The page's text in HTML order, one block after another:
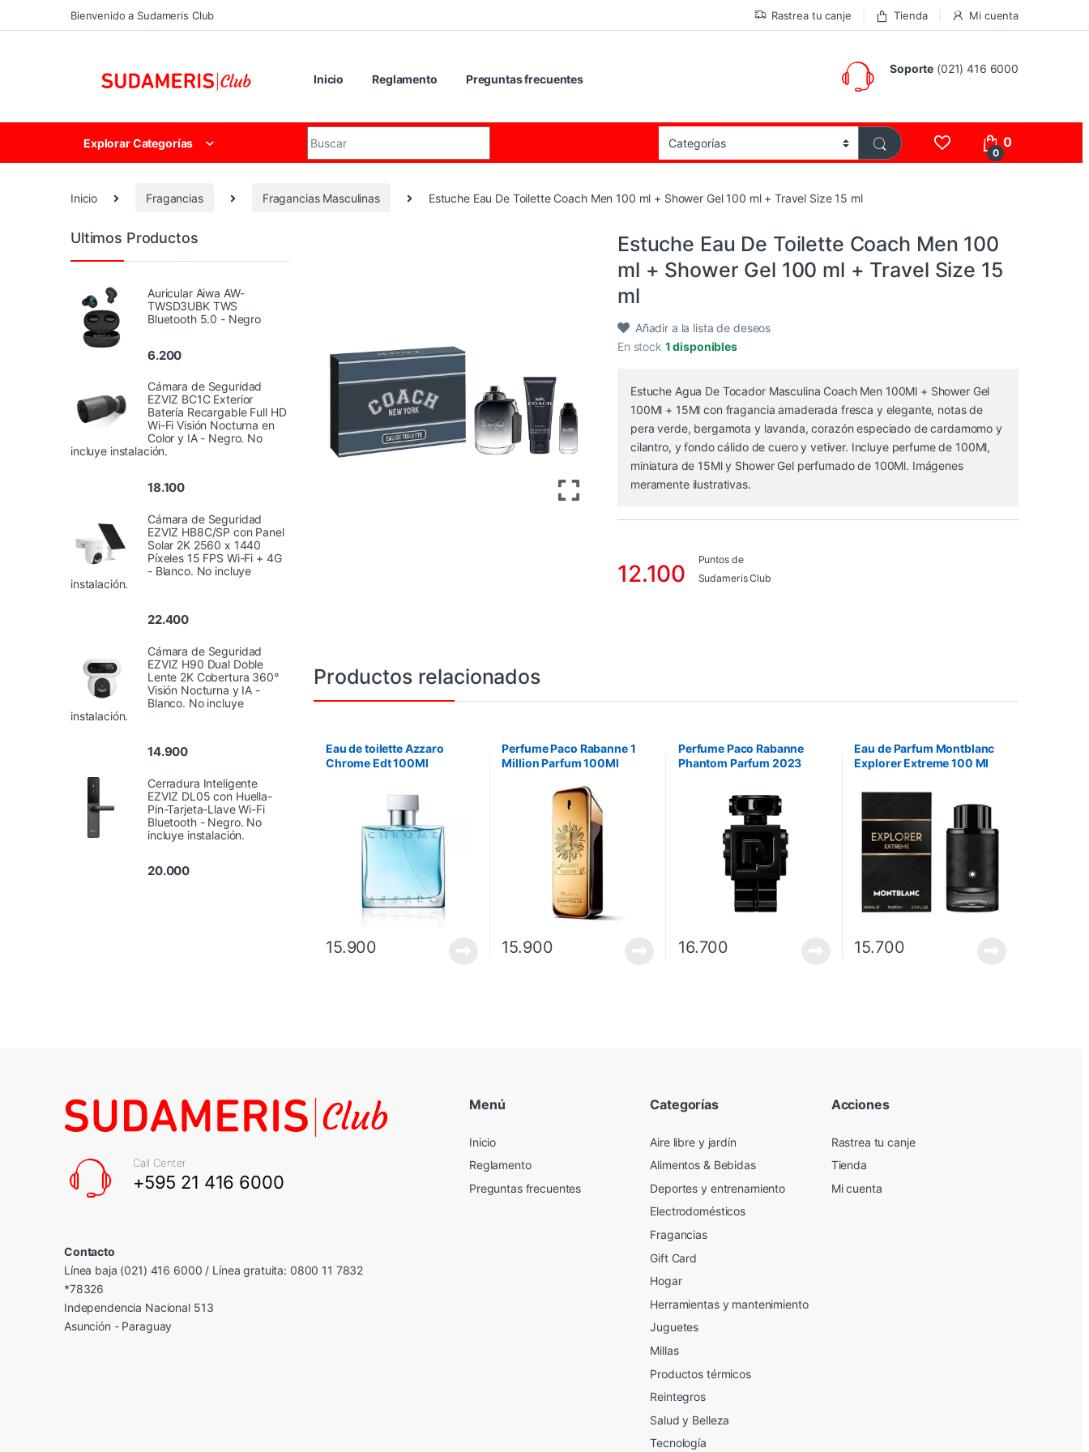
Skip to navigation
Skip to contentBienvenido a Sudameris Club Rastrea tu canje Tienda Mi cuenta
Inicio Reglamento Preguntas frecuentes
Soporte (021) 416 6000
Explorar Categorías
0
0
Inicio Fragancias Fragancias Masculinas Estuche Eau De Toilette Coach Men 100 ml + Shower Gel 100 ml + Travel Size 15 ml
Estuche Eau De Toilette Coach Men 100
ml + Shower Gel 100 ml + Travel Size 15
ml
Añadir a la lista de deseos
En stock 1 disponibles
Estuche Agua De Tocador Masculina Coach Men 100Ml + Shower Gel
100Ml + 15Ml con fragancia amaderada fresca y elegante, notas de
pera verde, bergamota y lavanda, corazón especiado de cardamomo y
cilantro, y fondo cálido de cuero y vetiver. Incluye perfume de 100Ml,
miniatura de 15Ml y Shower Gel perfumado de 100Ml. Imágenes
meramente ilustrativas.
12.100
Puntos de
Sudameris Club
Productos relacionados
Eau de toilette Azzaro
Chrome Edt 100Ml
15.900
Perfume Paco Rabanne 1
Million Parfum 100Ml
15.900
Perfume Paco Rabanne
Phantom Parfum 2023
16.700
Eau de Parfum Montblanc
Explorer Extreme 100 Ml
15.700
Ultimos Productos
Auricular Aiwa AW-
TWSD3UBK TWS
Bluetooth 5.0 - Negro
6.200
Cámara de Seguridad
EZVIZ BC1C Exterior
Batería Recargable Full HD
Wi-Fi Visión Nocturna en
Color y IA - Negro. No
incluye instalación.
18.100
Cámara de Seguridad
EZVIZ HB8C/SP con Panel
Solar 2K 2560 x 1440
Píxeles 15 FPS Wi-Fi + 4G
- Blanco. No incluye
instalación.
22.400
Cámara de Seguridad
EZVIZ H90 Dual Doble
Lente 2K Cobertura 360°
Visión Nocturna y IA -
Blanco. No incluye
instalación.
14.900
Cerradura Inteligente
EZVIZ DL05 con Huella-
Pin-Tarjeta-Llave Wi-Fi
Bluetooth - Negro. No
incluye instalación.
20.000
Call Center
+595 21 416 6000
Contacto
Línea baja (021) 416 6000 / Línea gratuita: 0800 11 7832
*78326
Independencia Nacional 513
Asunción - Paraguay
Menú
Inicio
Reglamento
Preguntas frecuentes
Categorías
Aire libre y jardín
Alimentos & Bebidas
Deportes y entrenamiento
Electrodomésticos
Fragancias
Gift Card
Hogar
Herramientas y mantenimiento
Juguetes
Millas
Productos térmicos
Reintegros
Salud y Belleza
Tecnología
Acciones
Rastrea tu canje
Tienda
Mi cuenta